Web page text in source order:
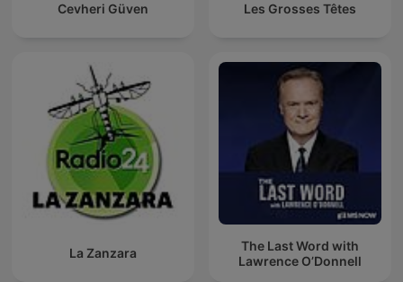
Cevheri Güven Les Grosses Têtes
La Zanzara
The Last Word with
Lawrence O’Donnell